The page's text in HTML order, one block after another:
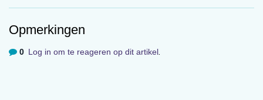
Opmerkingen
0 Log in om te reageren op dit artikel